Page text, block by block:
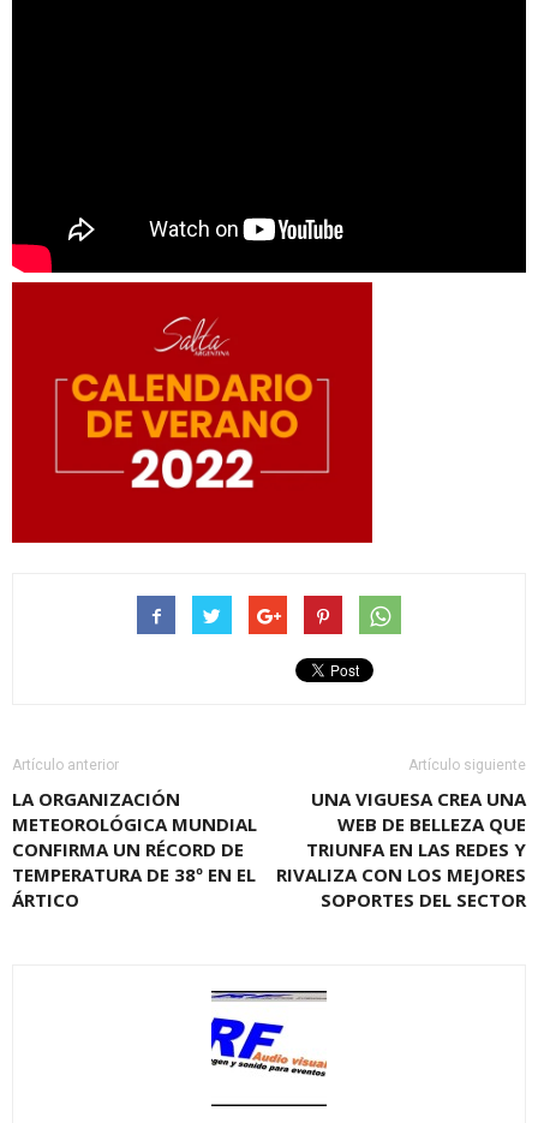
Artículo anterior
LA ORGANIZACIÓN
METEOROLÓGICA MUNDIAL
CONFIRMA UN RÉCORD DE
TEMPERATURA DE 38º EN EL
ÁRTICO
Artículo siguiente
UNA VIGUESA CREA UNA
WEB DE BELLEZA QUE
TRIUNFA EN LAS REDES Y
RIVALIZA CON LOS MEJORES
SOPORTES DEL SECTOR